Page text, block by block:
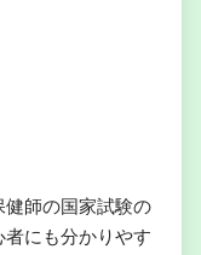
師の国家試験の
にも分かりやす